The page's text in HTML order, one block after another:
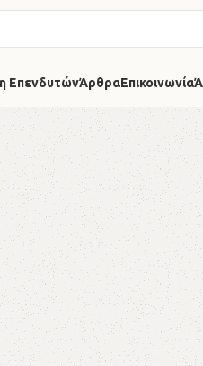
ΕπενδυτώνΆρθραΕπικοινωνία
έχει